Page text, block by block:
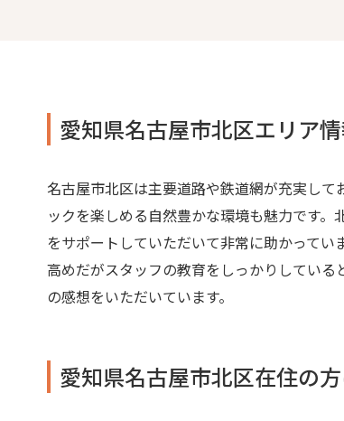
愛知県名古屋市北区エリア
名古屋市北区は主要道路や鉄道網が充実し
ックを楽しめる自然豊かな環境も魅力です
をサポートしていただいて非常に助かって
高めだがスタッフの教育をしっかりしてい
の感想をいただいています。
愛知県名古屋市北区在住の